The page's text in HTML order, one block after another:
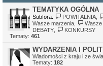
TEMATYKA OGÓLNA
Subfora: POWITALNIA
Wasze marzenia
DEBATY
KONKURSY
Tematy: 461
WYDARZENIA I
Wiadomości z kraju i ze
Tematy: 182